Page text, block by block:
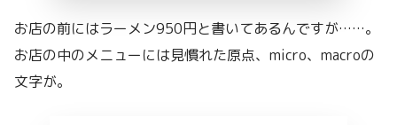
お店の前にはラーメン950円と書いてあるんですが……。
お店の中のメニューには見慣れた原点、micro、macroの
文字が。